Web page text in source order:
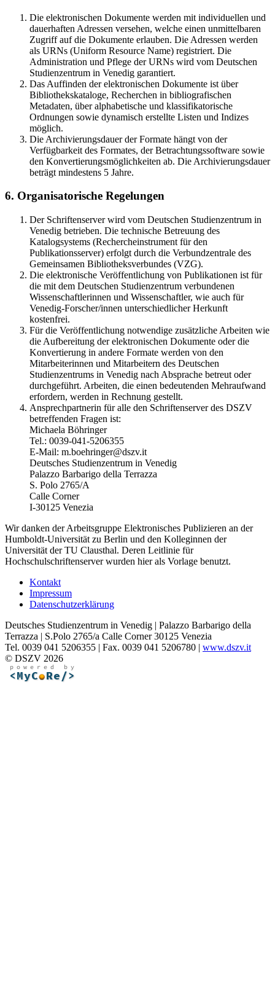
Die elektronischen Dokumente werden mit individuellen und
dauerhaften Adressen versehen, welche einen unmittelbaren
Zugriff auf die Dokumente erlauben. Die Adressen werden
als URNs (Uniform Resource Name) registriert. Die
Administration und Pflege der URNs wird vom Deutschen
Studienzentrum in Venedig garantiert.
Das Auffinden der elektronischen Dokumente ist über
Bibliothekskataloge, Recherchen in bibliografischen
Metadaten, über alphabetische und klassifikatorische
Ordnungen sowie dynamisch erstellte Listen und Indizes
möglich.
Die Archivierungsdauer der Formate hängt von der
Verfügbarkeit des Formates, der Betrachtungssoftware sowie
den Konvertierungsmöglichkeiten ab. Die Archivierungsdauer
beträgt mindestens 5 Jahre.
6. Organisatorische Regelungen
Der Schriftenserver wird vom Deutschen Studienzentrum in
Venedig betrieben. Die technische Betreuung des
Katalogsystems (Rechercheinstrument für den
Publikationsserver) erfolgt durch die Verbundzentrale des
Gemeinsamen Bibliotheksverbundes (VZG).
Die elektronische Veröffentlichung von Publikationen ist für
die mit dem Deutschen Studienzentrum verbundenen
Wissenschaftlerinnen und Wissenschaftler, wie auch für
Venedig-Forscher/innen unterschiedlicher Herkunft
kostenfrei.
Für die Veröffentlichung notwendige zusätzliche Arbeiten wie
die Aufbereitung der elektronischen Dokumente oder die
Konvertierung in andere Formate werden von den
Mitarbeiterinnen und Mitarbeitern des Deutschen
Studienzentrums in Venedig nach Absprache betreut oder
durchgeführt. Arbeiten, die einen bedeutenden Mehraufwand
erfordern, werden in Rechnung gestellt.
Ansprechpartnerin für alle den Schriftenserver des DSZV
betreffenden Fragen ist:
Michaela Böhringer
Tel.: 0039-041-5206355
E-Mail: m.boehringer@dszv.it
Deutsches Studienzentrum in Venedig
Palazzo Barbarigo della Terrazza
S. Polo 2765/A
Calle Corner
I-30125 Venezia
Wir danken der Arbeitsgruppe Elektronisches Publizieren an der
Humboldt-Universität zu Berlin und den Kolleginnen der
Universität der TU Clausthal. Deren Leitlinie für
Hochschulschriftenserver wurden hier als Vorlage benutzt.
Kontakt
Impressum
Datenschutzerklärung
Deutsches Studienzentrum in Venedig | Palazzo Barbarigo della
Terrazza | S.Polo 2765/a Calle Corner 30125 Venezia
Tel. 0039 041 5206355 | Fax. 0039 041 5206780 | www.dszv.it
© DSZV 2026